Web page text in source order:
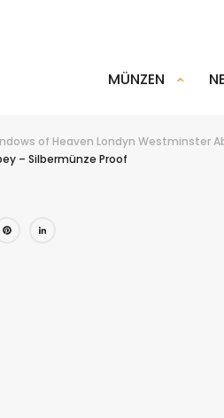
MÜNZEN
of Heaven Londyn Westminster
– Silbermünze Proof
TwitterPinterest